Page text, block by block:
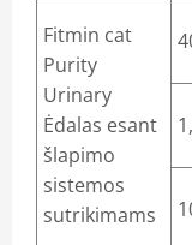
Fitmin cat
Purity
Urinary
Ėdalas esant
šlapimo
sistemos
sutrikimams